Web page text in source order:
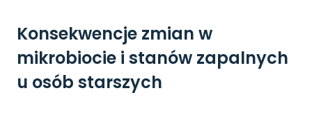
Konsekwencje zmian w
mikrobiocie i stanów zapalnych
u osób starszych